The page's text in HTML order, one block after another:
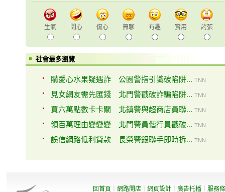
生氣 開心 傷心 無聊 有趣 實用 誇張
社會最多瀏覽
購愛心水果疑遇詐 公園警指引識破陷阱... TNN
見女網友需先匯錢 北門警戳破詐騙陷阱... TNN
買六萬點數卡卡關 北鎮警與超商店員聯... TNN
領百萬理由變變變 北門警員偕行員戳破... TNN
誤信網路低利貸款 長榮警銀聯手即時拆... TNN
回首頁 網路開店 網頁設計 廣告托播 服務